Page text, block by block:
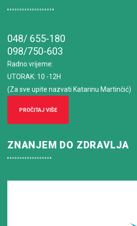
048/ 655-180
098/750-603
Radno vrijeme:
UTORAK: 10 -12H
(Za sve upite nazvati Katarinu Martinčić)
PROČITAJ VIŠE
ZNANJEM DO ZDRAVLJA